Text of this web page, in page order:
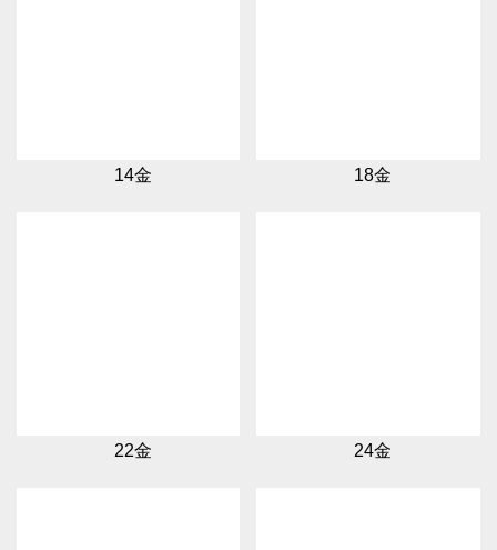
14金 18金
22金 24金